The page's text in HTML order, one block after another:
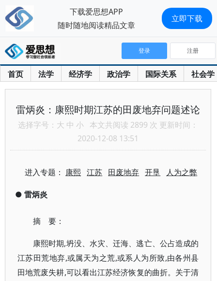
首页 法学 经济学 政治学 国际关系 社会学
登录 注册
雷炳炎：康熙时期江苏的田废地弃问题述论
选择字号： 大 中 小 本文共阅读 2899 次 更新时间：
2020-12-08 13:51
进入专题： 康熙 江苏 田废地弃 开垦 人为之弊
● 雷炳炎
摘 要：
康熙时期,坍没、水灾、迁海、逃亡、公占造成的
江苏田荒地弃,或属天为之荒,或系人为所致,由各州县
田地荒废失耕,可以看出江苏经济恢复的曲折。关于清
下载爱思想APP
随时随地阅读精品文章
立即下载